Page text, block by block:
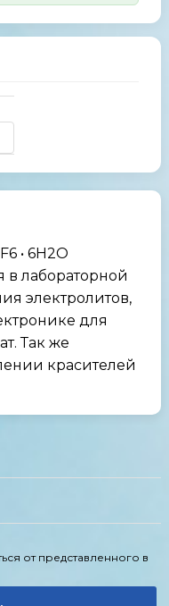
• 6H2O
лабораторной
электролитов,
для
Так же
красителей
от представленного в